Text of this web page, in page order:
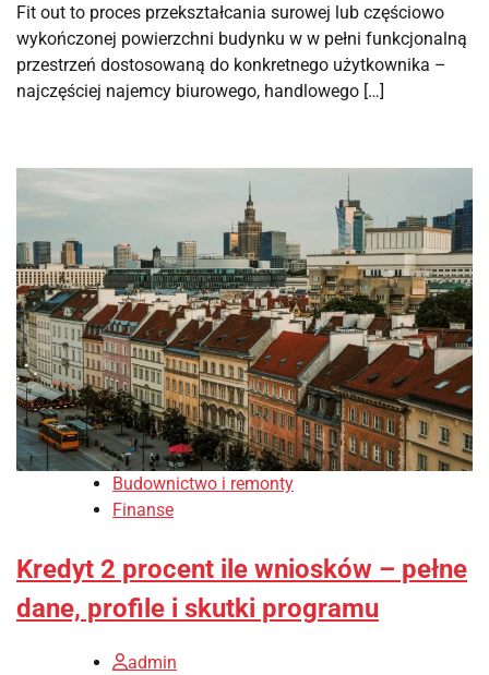
Fit out to proces przekształcania surowej lub częściowo
wykończonej powierzchni budynku w w pełni funkcjonalną
przestrzeń dostosowaną do konkretnego użytkownika –
najczęściej najemcy biurowego, handlowego […]
Budownictwo i remonty
Finanse
Kredyt 2 procent ile wniosków – pełne
dane, profile i skutki programu
admin